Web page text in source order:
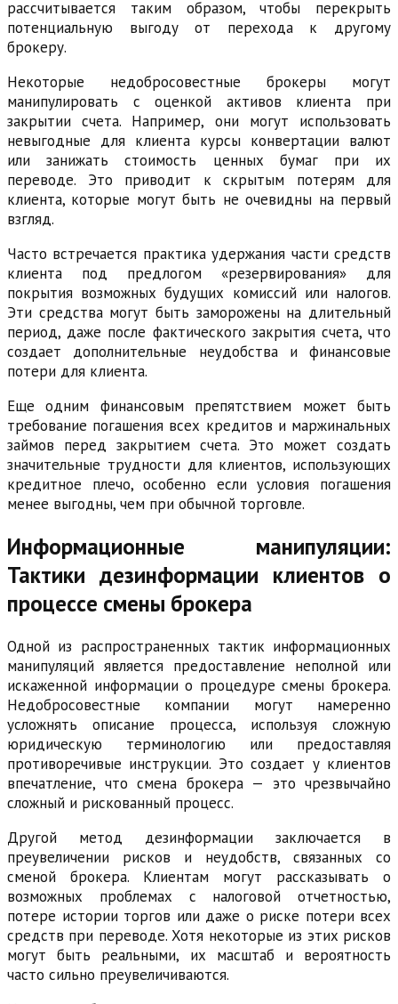
рассчитывается таким образом, чтобы перекрыть
потенциальную выгоду от перехода к другому
брокеру.
Некоторые недобросовестные брокеры могут
манипулировать с оценкой активов клиента при
закрытии счета. Например, они могут использовать
невыгодные для клиента курсы конвертации валют
или занижать стоимость ценных бумаг при их
переводе. Это приводит к скрытым потерям для
клиента, которые могут быть не очевидны на первый
взгляд.
Часто встречается практика удержания части средств
клиента под предлогом «резервирования» для
покрытия возможных будущих комиссий или налогов.
Эти средства могут быть заморожены на длительный
период, даже после фактического закрытия счета, что
создает дополнительные неудобства и финансовые
потери для клиента.
Еще одним финансовым препятствием может быть
требование погашения всех кредитов и маржинальных
займов перед закрытием счета. Это может создать
значительные трудности для клиентов, использующих
кредитное плечо, особенно если условия погашения
менее выгодны, чем при обычной торговле.
Информационные манипуляции:
Тактики дезинформации клиентов о
процессе смены брокера
Одной из распространенных тактик информационных
манипуляций является предоставление неполной или
искаженной информации о процедуре смены брокера.
Недобросовестные компании могут намеренно
усложнять описание процесса, используя сложную
юридическую терминологию или предоставляя
противоречивые инструкции. Это создает у клиентов
впечатление, что смена брокера — это чрезвычайно
сложный и рискованный процесс.
Другой метод дезинформации заключается в
преувеличении рисков и неудобств, связанных со
сменой брокера. Клиентам могут рассказывать о
возможных проблемах с налоговой отчетностью,
потере истории торгов или даже о риске потери всех
средств при переводе. Хотя некоторые из этих рисков
могут быть реальными, их масштаб и вероятность
часто сильно преувеличиваются.